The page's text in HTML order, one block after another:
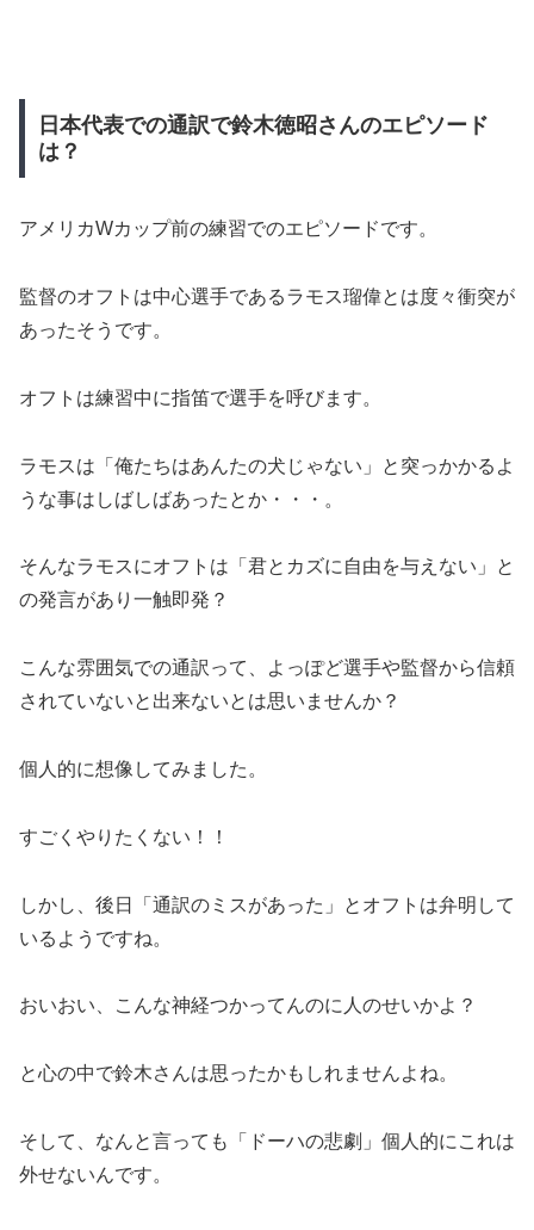
日本代表での通訳で鈴木徳昭さんのエピソード
は？
アメリカWカップ前の練習でのエピソードです。
監督のオフトは中心選手であるラモス瑠偉とは度々衝突が
あったそうです。
オフトは練習中に指笛で選手を呼びます。
ラモスは「俺たちはあんたの犬じゃない」と突っかかるよ
うな事はしばしばあったとか・・・。
そんなラモスにオフトは「君とカズに自由を与えない」と
の発言があり一触即発？
こんな雰囲気での通訳って、よっぽど選手や監督から信頼
されていないと出来ないとは思いませんか？
個人的に想像してみました。
すごくやりたくない！！
しかし、後日「通訳のミスがあった」とオフトは弁明して
いるようですね。
おいおい、こんな神経つかってんのに人のせいかよ？
と心の中で鈴木さんは思ったかもしれませんよね。
そして、なんと言っても「ドーハの悲劇」個人的にこれは
外せないんです。